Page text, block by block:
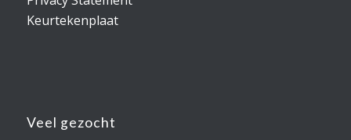
Keurtekenplaat
Veel gezocht